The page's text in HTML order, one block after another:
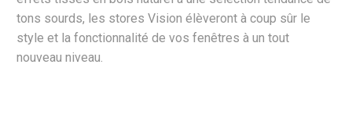
tons sourds, les stores Vision élèveront à coup sûr le
style et la fonctionnalité de vos fenêtres à un tout
nouveau niveau.